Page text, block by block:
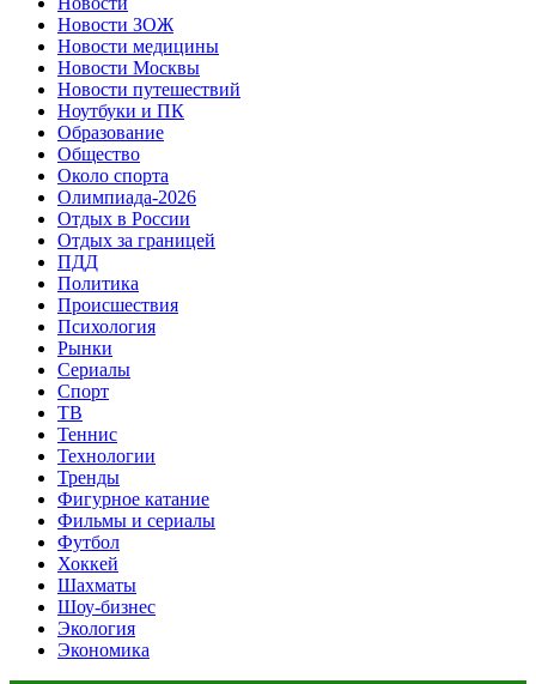
Новости ЗОЖ
Новости медицины
Новости Москвы
Новости путешествий
Ноутбуки и ПК
Образование
Общество
Около спорта
Олимпиада-2026
Отдых в России
Отдых за границей
ПДД
Политика
Происшествия
Психология
Рынки
Сериалы
Спорт
ТВ
Теннис
Технологии
Тренды
Фигурное катание
Фильмы и сериалы
Футбол
Хоккей
Шахматы
Шоу-бизнес
Экология
Экономика